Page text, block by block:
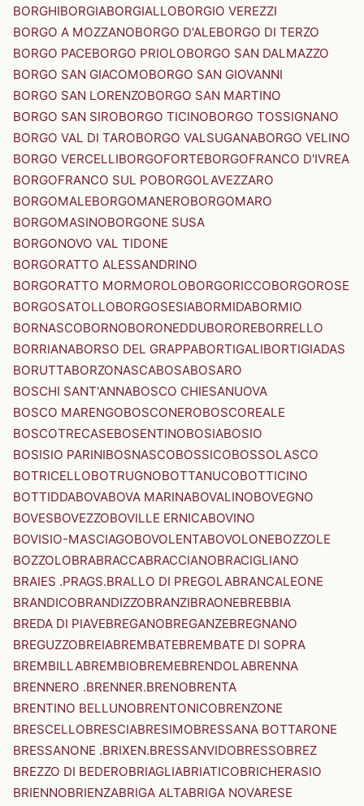
BORGHIBORGIABORGIALLOBORGIO VEREZZI
BORGO A MOZZANOBORGO D'ALEBORGO DI TERZO
BORGO PACEBORGO PRIOLOBORGO SAN DALMAZZO
BORGO SAN GIACOMOBORGO SAN GIOVANNI
BORGO SAN LORENZOBORGO SAN MARTINO
BORGO SAN SIROBORGO TICINOBORGO TOSSIGNANO
BORGO VAL DI TAROBORGO VALSUGANABORGO VELINO
BORGO VERCELLIBORGOFORTEBORGOFRANCO D'IVREA
BORGOFRANCO SUL POBORGOLAVEZZARO
BORGOMALEBORGOMANEROBORGOMARO
BORGOMASINOBORGONE SUSA
BORGONOVO VAL TIDONE
BORGORATTO ALESSANDRINO
BORGORATTO MORMOROLOBORGORICCOBORGOROSE
BORGOSATOLLOBORGOSESIABORMIDABORMIO
BORNASCOBORNOBORONEDDUBOROREBORRELLO
BORRIANABORSO DEL GRAPPABORTIGALIBORTIGIADAS
BORUTTABORZONASCABOSABOSARO
BOSCHI SANT'ANNABOSCO CHIESANUOVA
BOSCO MARENGOBOSCONEROBOSCOREALE
BOSCOTRECASEBOSENTINOBOSIABOSIO
BOSISIO PARINIBOSNASCOBOSSICOBOSSOLASCO
BOTRICELLOBOTRUGNOBOTTANUCOBOTTICINO
BOTTIDDABOVABOVA MARINABOVALINOBOVEGNO
BOVESBOVEZZOBOVILLE ERNICABOVINO
BOVISIO-MASCIAGOBOVOLENTABOVOLONEBOZZOLE
BOZZOLOBRABRACCABRACCIANOBRACIGLIANO
BRAIES .PRAGS.BRALLO DI PREGOLABRANCALEONE
BRANDICOBRANDIZZOBRANZIBRAONEBREBBIA
BREDA DI PIAVEBREGANOBREGANZEBREGNANO
BREGUZZOBREIABREMBATEBREMBATE DI SOPRA
BREMBILLABREMBIOBREMEBRENDOLABRENNA
BRENNERO .BRENNER.BRENOBRENTA
BRENTINO BELLUNOBRENTONICOBRENZONE
BRESCELLOBRESCIABRESIMOBRESSANA BOTTARONE
BRESSANONE .BRIXEN.BRESSANVIDOBRESSOBREZ
BREZZO DI BEDEROBRIAGLIABRIATICOBRICHERASIO
BRIENNOBRIENZABRIGA ALTABRIGA NOVARESE